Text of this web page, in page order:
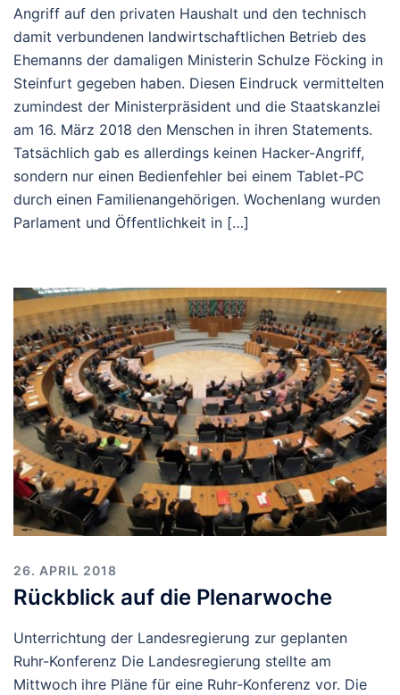
Angriff auf den privaten Haushalt und den technisch
damit verbundenen landwirtschaftlichen Betrieb des
Ehemanns der damaligen Ministerin Schulze Föcking in
Steinfurt gegeben haben. Diesen Eindruck vermittelten
zumindest der Ministerpräsident und die Staatskanzlei
am 16. März 2018 den Menschen in ihren Statements.
Tatsächlich gab es allerdings keinen Hacker-Angriff,
sondern nur einen Bedienfehler bei einem Tablet-PC
durch einen Familienangehörigen. Wochenlang wurden
Parlament und Öffentlichkeit in […]
26. APRIL 2018
Rückblick auf die Plenarwoche
Unterrichtung der Landesregierung zur geplanten
Ruhr-Konferenz Die Landesregierung stellte am
Mittwoch ihre Pläne für eine Ruhr-Konferenz vor. Die